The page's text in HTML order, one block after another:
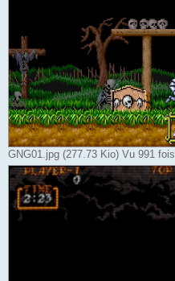
GNG01.jpg (277.73 Kio) Vu 991 fois